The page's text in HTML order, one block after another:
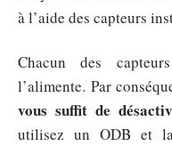
à l’aide des capteurs
Chacun des
l’alimente. Par
vous suffit de
utilisez un ODB et